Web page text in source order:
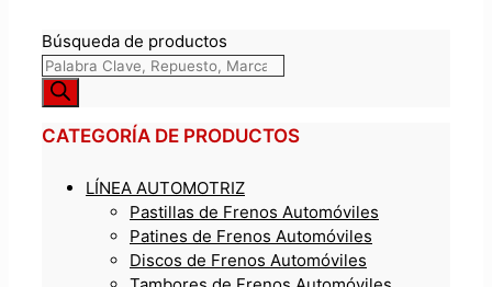
Búsqueda de productos
CATEGORÍA DE PRODUCTOS
LÍNEA AUTOMOTRIZ
Pastillas de Frenos Automóviles
Patines de Frenos Automóviles
Discos de Frenos Automóviles